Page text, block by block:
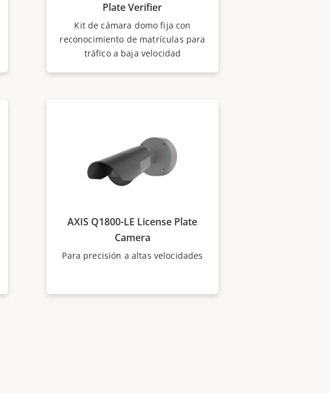
Plate Verifier
Kit de cámara domo fija con
reconocimiento de matrículas para
tráfico a baja velocidad
AXIS Q1800-LE License Plate
Camera
Para precisión a altas velocidades